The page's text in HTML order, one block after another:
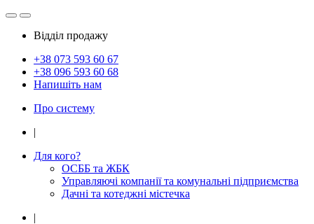
Відділ продажу
+38 073 593 60 67
+38 096 593 60 68
Напишіть нам
Про систему
|
Для кого?
ОСББ та ЖБК
Управляючі компанії та комунальні підприємства
Дачнi та котеджні мiстечка
|